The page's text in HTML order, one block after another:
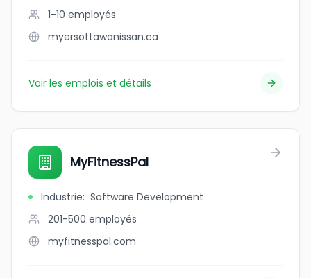
1-10 employés
myersottawanissan.ca
Voir les emplois et détails
MyFitnessPal
Industrie: Software Development
201-500 employés
myfitnesspal.com